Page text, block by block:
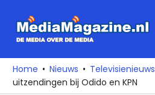
naar
media
over
de
Home Nieuws Televisienieuws
uitzendingen bij Odido en KPN